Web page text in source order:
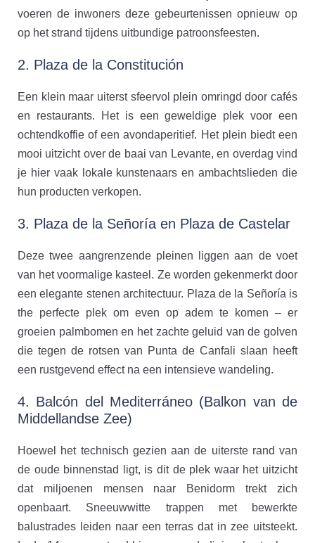
voeren de inwoners deze gebeurtenissen opnieuw op
op het strand tijdens uitbundige patroonsfeesten.
2. Plaza de la Constitución
Een klein maar uiterst sfeervol plein omringd door cafés
en restaurants. Het is een geweldige plek voor een
ochtendkoffie of een avondaperitief. Het plein biedt een
mooi uitzicht over de baai van Levante, en overdag vind
je hier vaak lokale kunstenaars en ambachtslieden die
hun producten verkopen.
3. Plaza de la Señoría en Plaza de Castelar
Deze twee aangrenzende pleinen liggen aan de voet
van het voormalige kasteel. Ze worden gekenmerkt door
een elegante stenen architectuur. Plaza de la Señoría is
the perfecte plek om even op adem te komen – er
groeien palmbomen en het zachte geluid van de golven
die tegen de rotsen van Punta de Canfali slaan heeft
een rustgevend effect na een intensieve wandeling.
4. Balcón del Mediterráneo (Balkon van de
Middellandse Zee)
Hoewel het technisch gezien aan de uiterste rand van
de oude binnenstad ligt, is dit de plek waar het uitzicht
dat miljoenen mensen naar Benidorm trekt zich
openbaart. Sneeuwwitte trappen met bewerkte
balustrades leiden naar een terras dat in zee uitsteekt.